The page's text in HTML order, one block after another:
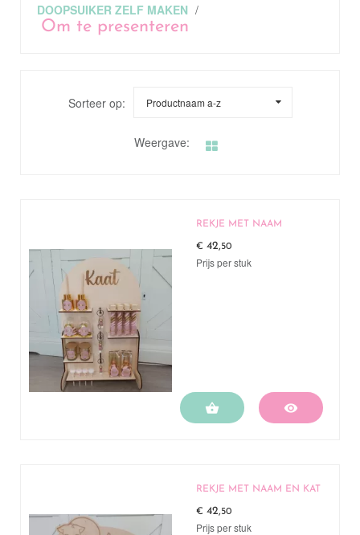
DOOPSUIKER ZELF MAKEN /
Om te presenteren
Sorteer op: Productnaam a-z
Weergave:
REKJE MET NAAM
€ 42,50
Prijs per stuk
 
REKJE MET NAAM EN KAT
€ 42,50
Prijs per stuk